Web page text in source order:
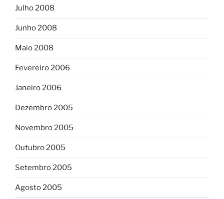
Julho 2008
Junho 2008
Maio 2008
Fevereiro 2006
Janeiro 2006
Dezembro 2005
Novembro 2005
Outubro 2005
Setembro 2005
Agosto 2005